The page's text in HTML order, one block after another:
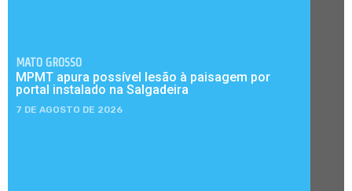
MATO GROSSO
MPMT apura possível lesão à paisagem por
portal instalado na Salgadeira
7 DE AGOSTO DE 2026